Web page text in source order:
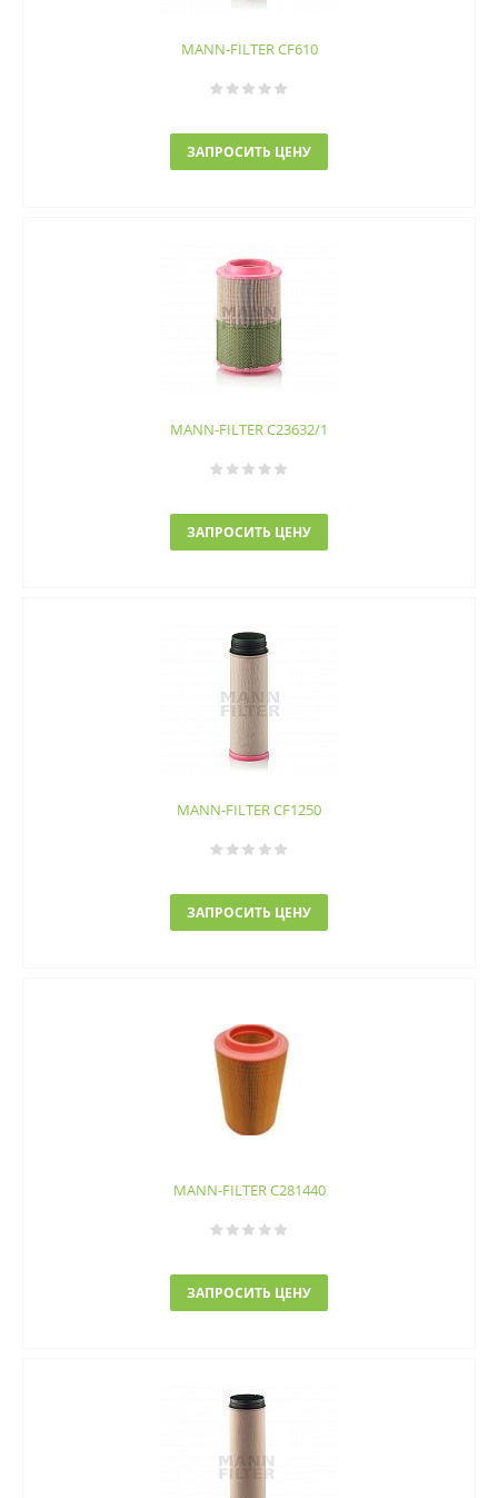
MANN-FILTER CF610
ЗАПРОСИТЬ ЦЕНУ
MANN-FILTER C23632/1
ЗАПРОСИТЬ ЦЕНУ
MANN-FILTER CF1250
ЗАПРОСИТЬ ЦЕНУ
MANN-FILTER C281440
ЗАПРОСИТЬ ЦЕНУ